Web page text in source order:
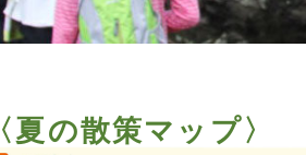
〈夏の散策マップ〉